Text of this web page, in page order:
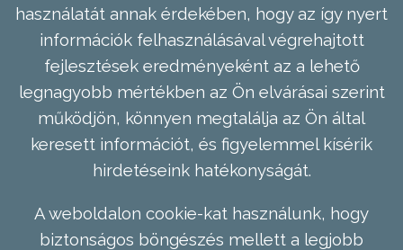
használatát annak érdekében, hogy az így nyert
információk felhasználásával végrehajtott
fejlesztések eredményeként az a lehető
legnagyobb mértékben az Ön elvárásai szerint
működjön, könnyen megtalálja az Ön által
keresett információt, és figyelemmel kísérik
hirdetéseink hatékonyságát.
A weboldalon cookie-kat használunk, hogy
biztonságos böngészés mellett a legjobb